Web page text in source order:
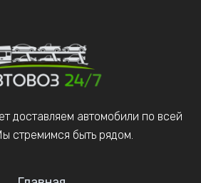
доставляем автомобили по всей
стремимся быть рядом.